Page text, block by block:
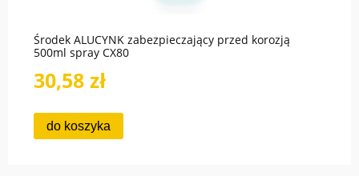
Środek ALUCYNK zabezpieczający przed korozją
500ml spray CX80
30,58 zł
do koszyka